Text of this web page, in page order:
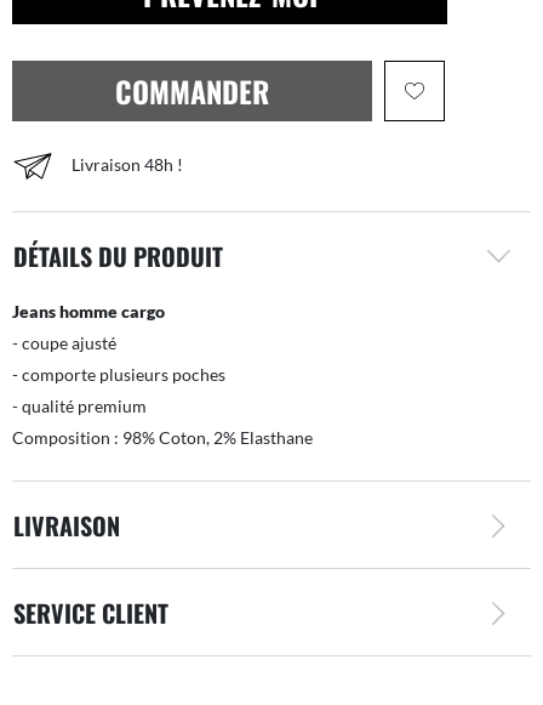
COMMANDER
Livraison 48h !
DÉTAILS DU PRODUIT
Jeans homme cargo
- coupe ajusté
- comporte plusieurs poches
- qualité premium
Composition : 98% Coton, 2% Elasthane
LIVRAISON
SERVICE CLIENT